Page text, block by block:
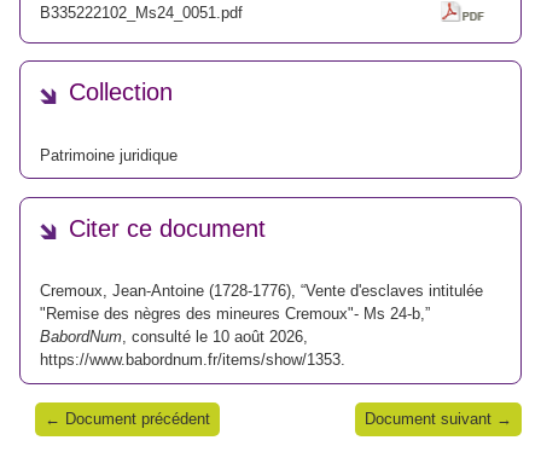
B335222102_Ms24_0051.pdf
Collection
Patrimoine juridique
Citer ce document
Cremoux, Jean-Antoine (1728-1776), “Vente d'esclaves intitulée
"Remise des nègres des mineures Cremoux"- Ms 24-b,”
BabordNum, consulté le 10 août 2026,
https://www.babordnum.fr/items/show/1353.
← Document précédent Document suivant →